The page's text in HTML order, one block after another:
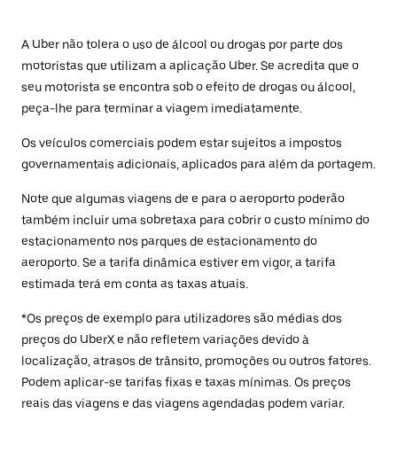
A Uber não tolera o uso de álcool ou drogas por parte dos
motoristas que utilizam a aplicação Uber. Se acredita que o
seu motorista se encontra sob o efeito de drogas ou álcool,
peça-lhe para terminar a viagem imediatamente.
Os veículos comerciais podem estar sujeitos a impostos
governamentais adicionais, aplicados para além da portagem.
Note que algumas viagens de e para o aeroporto poderão
também incluir uma sobretaxa para cobrir o custo mínimo do
estacionamento nos parques de estacionamento do
aeroporto. Se a tarifa dinâmica estiver em vigor, a tarifa
estimada terá em conta as taxas atuais.
*Os preços de exemplo para utilizadores são médias dos
preços do UberX e não refletem variações devido à
localização, atrasos de trânsito, promoções ou outros fatores.
Podem aplicar-se tarifas fixas e taxas mínimas. Os preços
reais das viagens e das viagens agendadas podem variar.